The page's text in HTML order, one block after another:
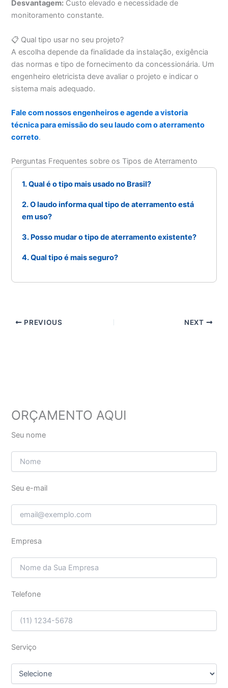
Desvantagem: Custo elevado e necessidade de
monitoramento constante.
📋 Qual tipo usar no seu projeto?
A escolha depende da finalidade da instalação, exigência
das normas e tipo de fornecimento da concessionária. Um
engenheiro eletricista deve avaliar o projeto e indicar o
sistema mais adequado.
Fale com nossos engenheiros e agende a vistoria
técnica para emissão do seu laudo com o aterramento
correto.
Perguntas Frequentes sobre os Tipos de Aterramento
1. Qual é o tipo mais usado no Brasil?
2. O laudo informa qual tipo de aterramento está
em uso?
3. Posso mudar o tipo de aterramento existente?
4. Qual tipo é mais seguro?
PREVIOUS NEXT
ORÇAMENTO AQUI
Seu nome
Seu e-mail
Empresa
Telefone
Serviço